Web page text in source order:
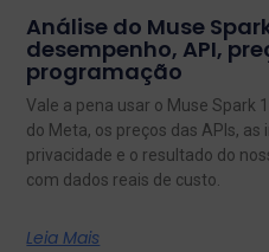
Análise do Muse
desempenho, API,
programação
Vale a pena usar o Muse Spark
do Meta, os preços das APIs,
privacidade e o resultado do
com dados reais de custo.
Leia Mais